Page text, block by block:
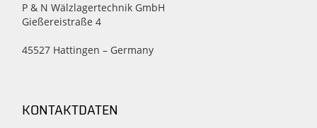
P & N Wälzlagertechnik GmbH
Gießereistraße 4
45527 Hattingen – Germany
KONTAKTDATEN